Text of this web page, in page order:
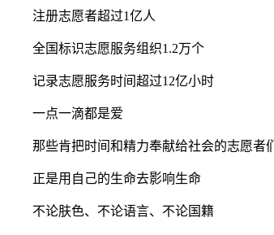
注册志愿者超过1亿人
全国标识志愿服务组织1.2万个
记录志愿服务时间超过12亿小时
一点一滴都是爱
那些肯把时间和精力奉献给社会的志愿者们
正是用自己的生命去影响生命
不论肤色、不论语言、不论国籍